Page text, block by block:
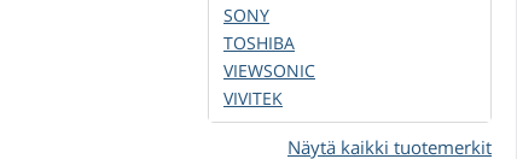
SONY
TOSHIBA
VIEWSONIC
VIVITEK
Näytä kaikki tuotemerkit